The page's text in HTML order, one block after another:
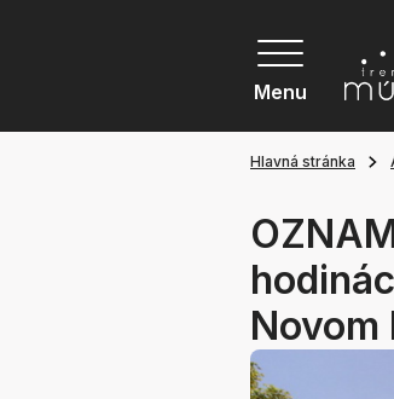
Menu
Hlavná stránka
Novom